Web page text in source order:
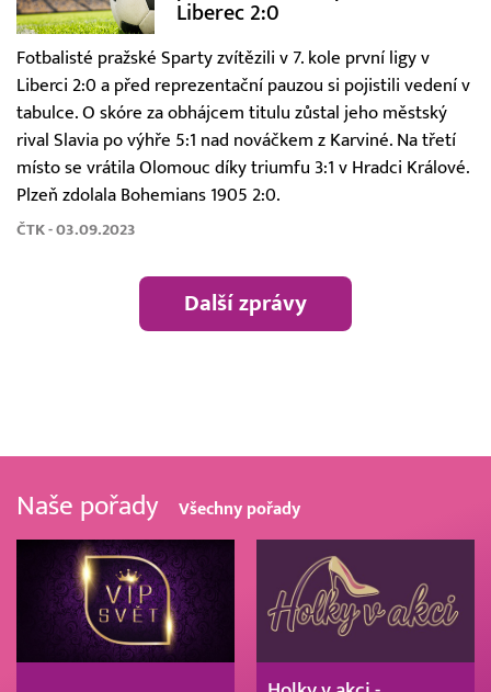
Liberec 2:0
Fotbalisté pražské Sparty zvítězili v 7. kole první ligy v
Liberci 2:0 a před reprezentační pauzou si pojistili vedení v
tabulce. O skóre za obhájcem titulu zůstal jeho městský
rival Slavia po výhře 5:1 nad nováčkem z Karviné. Na třetí
místo se vrátila Olomouc díky triumfu 3:1 v Hradci Králové.
Plzeň zdolala Bohemians 1905 2:0.
ČTK - 03.09.2023
Další zprávy
Naše pořady Všechny pořady